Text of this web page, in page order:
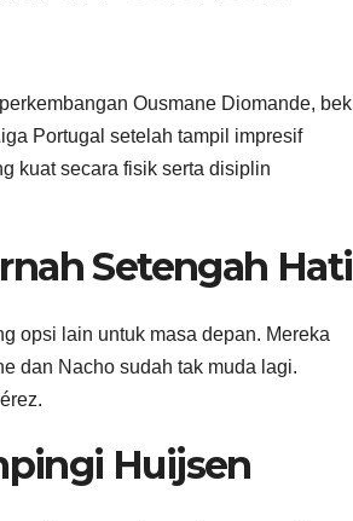
Ousmane Diomande, bek
Portugal setelah tampil impresif
kuat secara fisik serta disiplin
Setengah Hati
opsi lain untuk masa depan. Mereka
dan Nacho sudah tak muda lagi.
Huijsen